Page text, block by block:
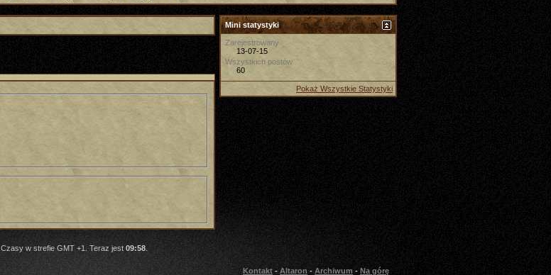
Mini statystyki
Zarejestrowany
13-07-15
Wszystkich postów
60
Pokaż Wszystkie Statystyki
Czasy w strefie GMT +1. Teraz jest09:58.
Kontakt - Altaron - Archiwum - Na górę